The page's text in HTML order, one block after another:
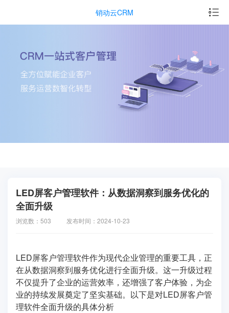
销动云CRM
LED屏客户管理软件：从数据洞察到服务优化的
全面升级
浏览数：503 发布时间：2024-10-23
LED屏客户管理软件作为现代企业管理的重要工具，正
在从数据洞察到服务优化进行全面升级。这一升级过程
不仅提升了企业的运营效率，还增强了客户体验，为企
业的持续发展奠定了坚实基础。以下是对LED屏客户管
理软件全面升级的具体分析